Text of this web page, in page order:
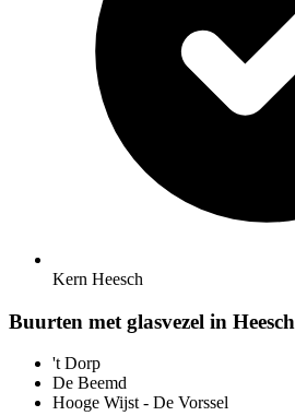
Kern Heesch
Buurten met glasvezel in Heesch
't Dorp
De Beemd
Hooge Wijst - De Vorssel